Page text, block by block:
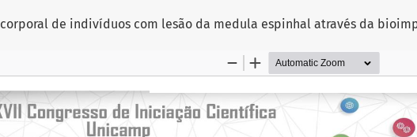
Artigo de indivíduos com lesão da medula espinhal através da